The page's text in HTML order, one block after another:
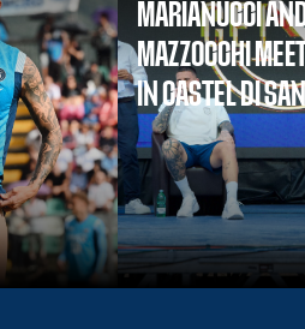
MARIANUCCI
MAZZOCCHI
IN CASTEL DI